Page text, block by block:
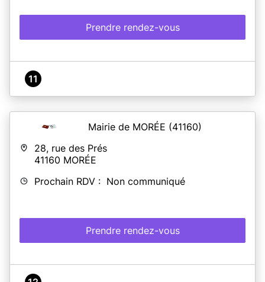
Prendre rendez-vous
11
Mairie de MORÉE (41160)
28, rue des Prés
41160 MORÉE
Prochain RDV : Non communiqué
Prendre rendez-vous